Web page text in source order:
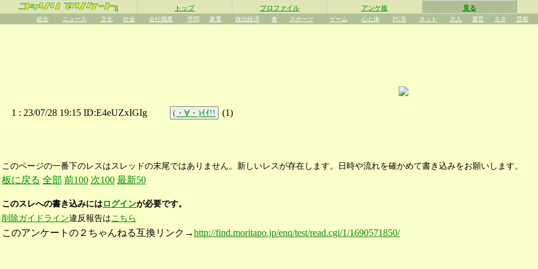
β トップ プロファイル アンケ板 見る
総合 ニュース 文化 社会 会社職業 学問 家電 政治経済 食 スポーツ ゲーム 心と体 PC等 ネット 大人 運営 ネタ 芸能
1 : 23/07/28 19:15 ID:E4eUZxIGIg (・∀・)ｲｲ!! (1)
このページの一番下のレスはスレッドの末尾ではありません。新しいレスが存在します。日時や流れを確かめて書き込みをお願いします。
板に戻る 全部 前100 次100 最新50
このスレへの書き込みにはログインが必要です。
削除ガイドライン違反報告はこちら
このアンケートの２ちゃんねる互換リンク→http://find.moritapo.jp/enq/test/read.cgi/1/1690571850/